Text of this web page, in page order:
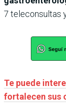
7 teleconsultas
Te puede
fortalecen sus